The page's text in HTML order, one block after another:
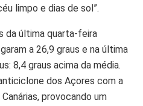
limpo e dias de sol”.
da última quarta-feira
a 26,9 graus e na última
8,4 graus acima da média.
dos Açores com a
provocando um